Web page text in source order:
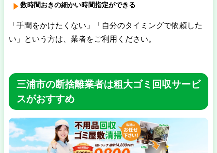
数時間おきの細かい時間指定ができる
「手間をかけたくない」「自分のタイミングで依頼した
い」という方は、業者をご利用ください。
三浦市の断捨離業者は粗大ゴミ回収サービ
スがおすすめ